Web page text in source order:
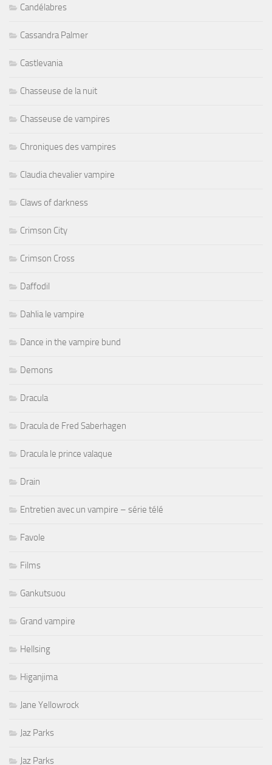
Candélabres
Cassandra Palmer
Castlevania
Chasseuse de la nuit
Chasseuse de vampires
Chroniques des vampires
Claudia chevalier vampire
Claws of darkness
Crimson City
Crimson Cross
Daffodil
Dahlia le vampire
Dance in the vampire bund
Demons
Dracula
Dracula de Fred Saberhagen
Dracula le prince valaque
Drain
Entretien avec un vampire – série télé
Favole
Films
Gankutsuou
Grand vampire
Hellsing
Higanjima
Jane Yellowrock
Jaz Parks
Jaz Parks